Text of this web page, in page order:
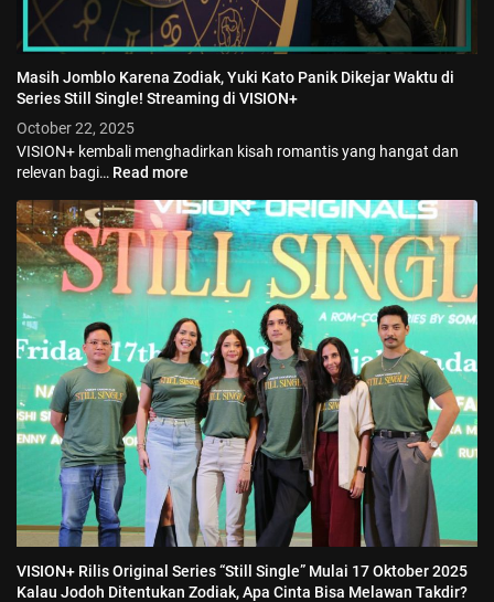
Masih Jomblo Karena Zodiak, Yuki Kato Panik Dikejar Waktu di
Series Still Single! Streaming di VISION+
October 22, 2025
VISION+ kembali menghadirkan kisah romantis yang hangat dan
relevan bagi… Read more
VISION+ Rilis Original Series “Still Single” Mulai 17 Oktober 2025
Kalau Jodoh Ditentukan Zodiak, Apa Cinta Bisa Melawan Takdir?